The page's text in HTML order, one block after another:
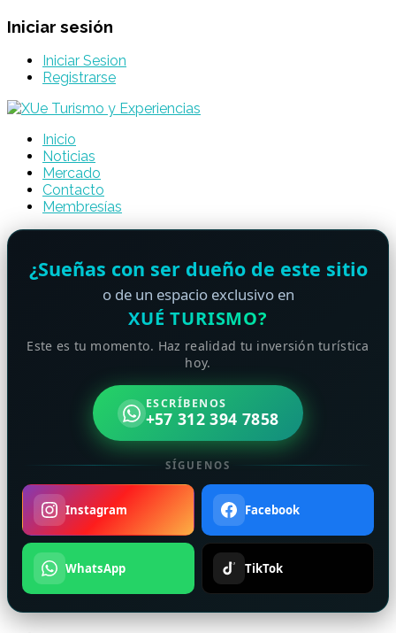
Iniciar sesión
Iniciar Sesion
Registrarse
Inicio
Noticias
Mercado
Contacto
Membresías
¿Sueñas con ser dueño de este sitio
o de un espacio exclusivo en
XUÉ TURISMO?
Este es tu momento. Haz realidad tu inversión turística
hoy.
ESCRÍBENOS
+57 312 394 7858
SÍGUENOS
Instagram Facebook
WhatsApp TikTok